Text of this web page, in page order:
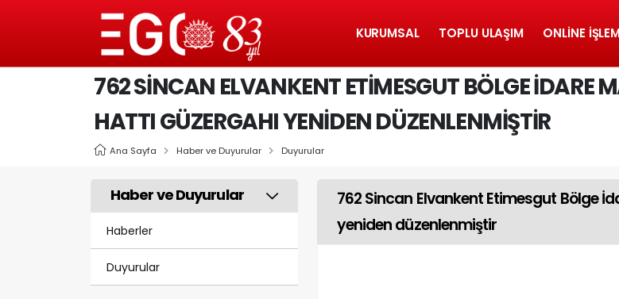
KURUMSAL TOPLU ULAŞIM ONLINE
762 SINCAN ELVANKENT ETIMESGUT BÖLGE İDARE
HATTI GÜZERGAHI YENIDEN DÜZENLENMIŞTIR
Ana Sayfa Haber ve Duyurular Duyurular
Haber ve Duyurular
Haberler
Duyurular
762 Sincan Elvankent Etimesgut Bölge
yeniden düzenlenmiştir